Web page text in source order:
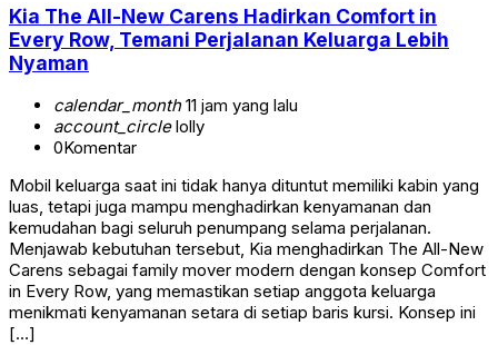
Kia The All-New Carens Hadirkan Comfort in
Every Row, Temani Perjalanan Keluarga Lebih
Nyaman
calendar_month11 jam yang lalu
account_circlelolly
0Komentar
Mobil keluarga saat ini tidak hanya dituntut memiliki kabin yang
luas, tetapi juga mampu menghadirkan kenyamanan dan
kemudahan bagi seluruh penumpang selama perjalanan.
Menjawab kebutuhan tersebut, Kia menghadirkan The All-New
Carens sebagai family mover modern dengan konsep Comfort
in Every Row, yang memastikan setiap anggota keluarga
menikmati kenyamanan setara di setiap baris kursi. Konsep ini
[…]